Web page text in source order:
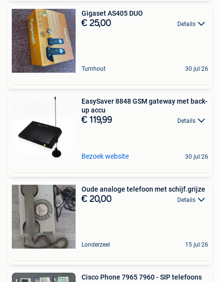
Gigaset AS405 DUO
€ 25,00 Details
Turnhout 30 jul 26
EasySaver 8848 GSM gateway met back-
up accu
€ 119,99 Details
Bezoek website 30 jul 26
Oude analoge telefoon met schijf.grijze
€ 20,00 Details
Londerzeel 15 jul 26
Cisco Phone 7965 7960 - SIP telefoons